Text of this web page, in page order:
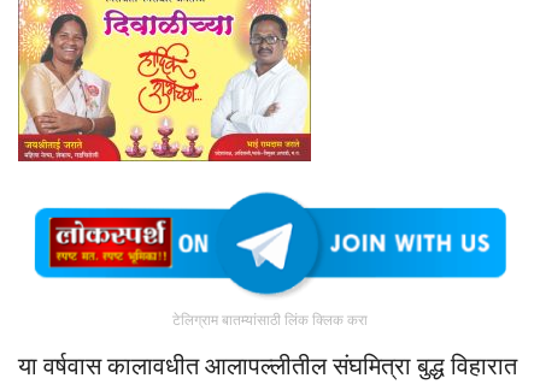
टेलिग्राम बातम्यांसाठी लिंक क्लिक करा
या वर्षवास कालावधीत आलापल्लीतील संघमित्रा बुद्ध विहारात